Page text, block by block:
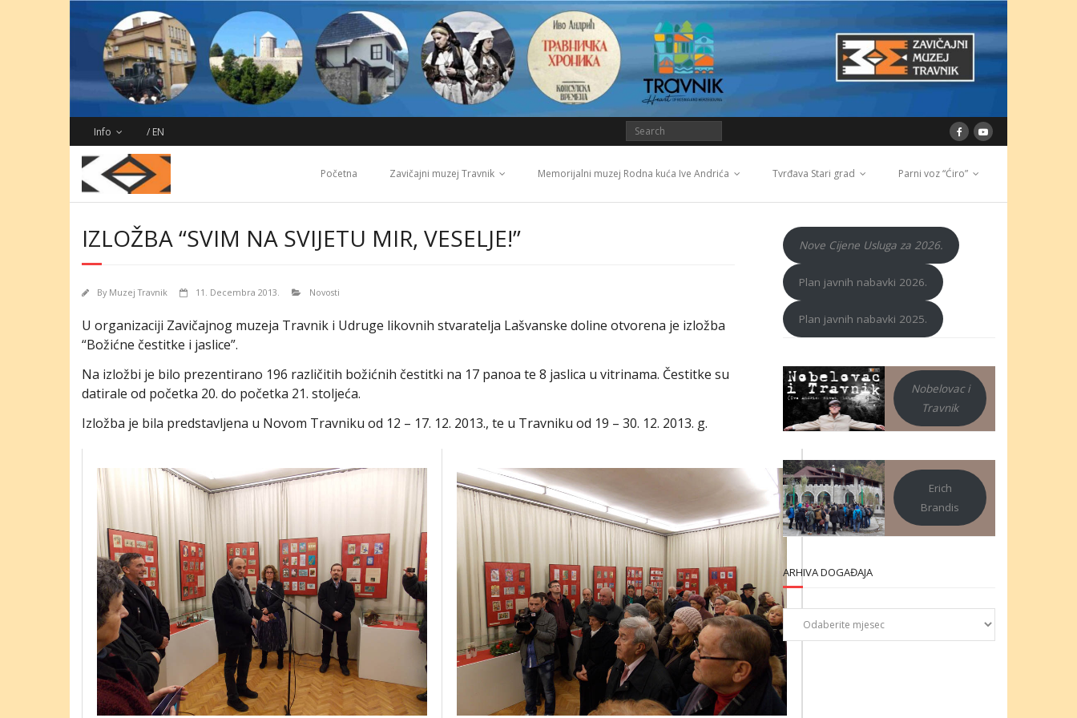
Info / EN
Početna Zavičajni muzej Travnik Memorijalni muzej Rodna kuća Ive Andrića Tvrđava Stari grad Parni voz “Ćiro”
IZLOŽBA “SVIM NA SVIJETU MIR, VESELJE!”
By Muzej Travnik 11. Decembra 2013. Novosti
U organizaciji Zavičajnog muzeja Travnik i Udruge likovnih stvaratelja Lašvanske doline otvorena je izložba
“Božićne čestitke i jaslice”.
Na izložbi je bilo prezentirano 196 različitih božićnih čestitki na 17 panoa te 8 jaslica u vitrinama. Čestitke su
datirale od početka 20. do početka 21. stoljeća.
Izložba je bila predstavljena u Novom Travniku od 12 – 17. 12. 2013., te u Travniku od 19 – 30. 12. 2013. g.
Nove Cijene Usluga za 2026.
Plan javnih nabavki 2026.
Plan javnih nabavki 2025.
Nobelovac i
Travnik
Erich
Brandis
ARHIVA DOGAĐAJA
Arhiva
događaja